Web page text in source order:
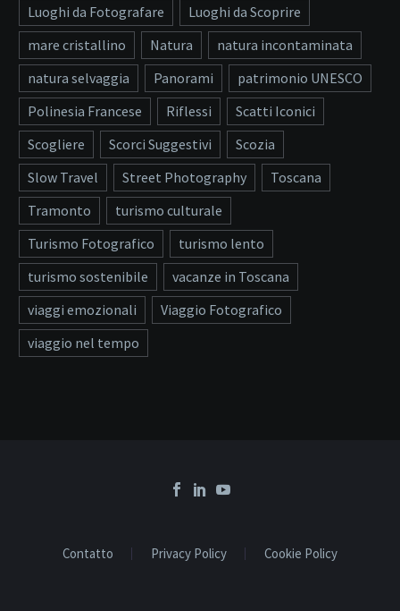
Luoghi da Fotografare
Luoghi da Scoprire
mare cristallino
Natura
natura incontaminata
natura selvaggia
Panorami
patrimonio UNESCO
Polinesia Francese
Riflessi
Scatti Iconici
Scogliere
Scorci Suggestivi
Scozia
Slow Travel
Street Photography
Toscana
Tramonto
turismo culturale
Turismo Fotografico
turismo lento
turismo sostenibile
vacanze in Toscana
viaggi emozionali
Viaggio Fotografico
viaggio nel tempo
Contatto Privacy Policy Cookie Policy